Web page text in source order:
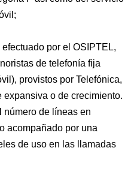
por el OSIPTEL,
de telefonía fija
provistos por Telefónica,
expansiva o de crecimiento.
número de líneas en
acompañado por una
de uso en las llamadas